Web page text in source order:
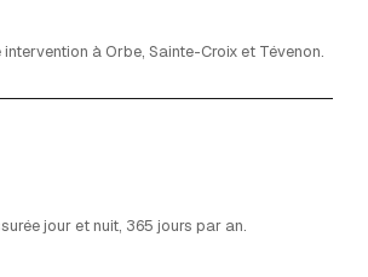
intervention à Orbe, Sainte-Croix et Tévenon.
jour et nuit, 365 jours par an.